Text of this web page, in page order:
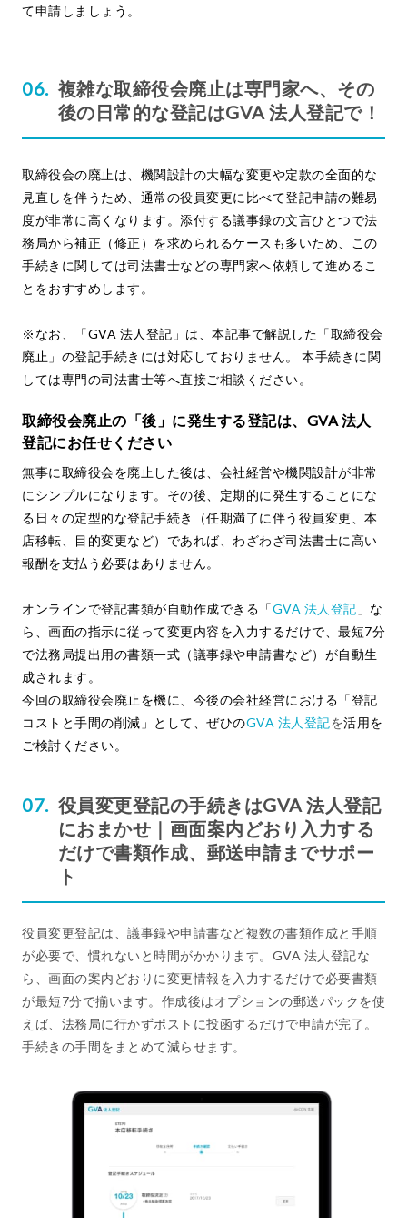
て申請しましょう。
複雑な取締役会廃止は専門家へ、その
後の日常的な登記はGVA 法人登記で！
取締役会の廃止は、機関設計の大幅な変更や定款の全面的な
見直しを伴うため、通常の役員変更に比べて登記申請の難易
度が非常に高くなります。添付する議事録の文言ひとつで法
務局から補正（修正）を求められるケースも多いため、この
手続きに関しては司法書士などの専門家へ依頼して進めるこ
とをおすすめします。
※なお、「GVA 法人登記」は、本記事で解説した「取締役会
廃止」の登記手続きには対応しておりません。 本手続きに関
しては専門の司法書士等へ直接ご相談ください。
取締役会廃止の「後」に発生する登記は、GVA 法人
登記にお任せください
無事に取締役会を廃止した後は、会社経営や機関設計が非常
にシンプルになります。その後、定期的に発生することにな
る日々の定型的な登記手続き（任期満了に伴う役員変更、本
店移転、目的変更など）であれば、わざわざ司法書士に高い
報酬を支払う必要はありません。
オンラインで登記書類が自動作成できる「GVA 法人登記 」な
ら、画面の指示に従って変更内容を入力するだけで、最短7分
で法務局提出用の書類一式（議事録や申請書など）が自動生
成されます。
今回の取締役会廃止を機に、今後の会社経営における「登記
コストと手間の削減」として、ぜひのGVA 法人登記を活用を
ご検討ください。
役員変更登記の手続きはGVA 法人登記
におまかせ｜画面案内どおり入力する
だけで書類作成、郵送申請までサポー
ト
役員変更登記は、議事録や申請書など複数の書類作成と手順
が必要で、慣れないと時間がかかります。GVA 法人登記な
ら、画面の案内どおりに変更情報を入力するだけで必要書類
が最短7分で揃います。作成後はオプションの郵送パックを使
えば、法務局に行かずポストに投函するだけで申請が完了。
手続きの手間をまとめて減らせます。